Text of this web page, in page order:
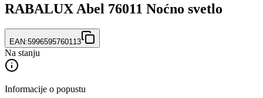
RABALUX Abel 76011 Noćno svetlo
EAN:5996595760113
Na stanju
Informacije o popustu